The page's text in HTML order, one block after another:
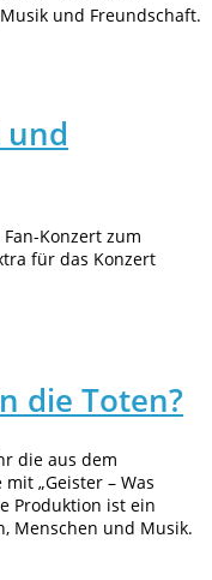
und Freundschaft.
und
Konzert zum
für das Konzert
die Toten?
die aus dem
„Geister – Was
Produktion ist ein
Menschen und Musik.